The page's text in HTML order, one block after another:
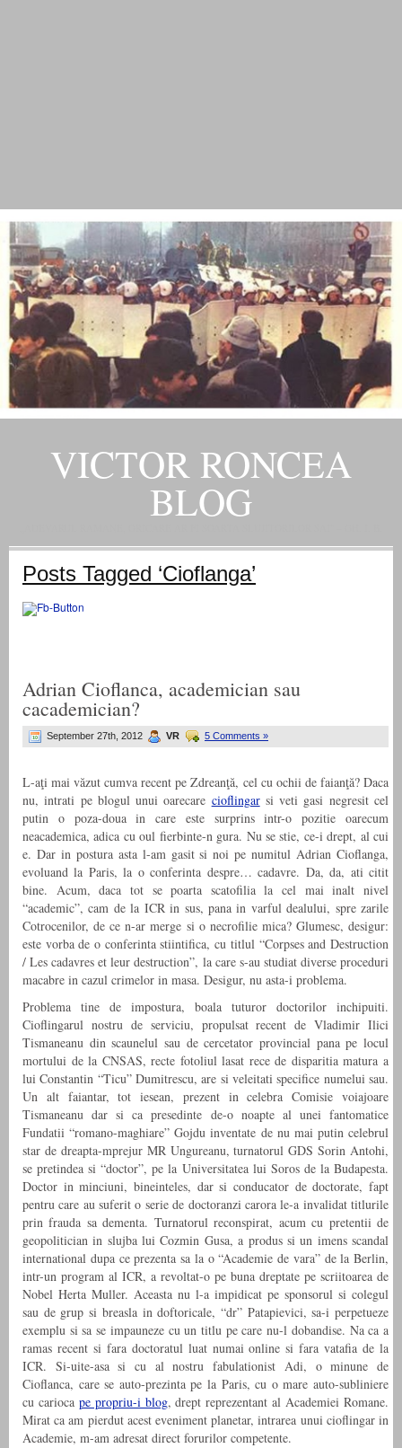
VICTOR RONCEA
BLOG
Posts Tagged ‘Cioflanga’
Adrian Cioflanca, academician sau
cacademician?
September 27th, 2012 VR 5 Comments »
L-aţi mai văzut cumva recent pe Zdreanţă, cel cu ochii de faianţă? Daca
nu, intrati pe blogul unui oarecare cioflingarsi veti gasi negresit cel
putin o poza-doua in care este surprins intr-o pozitie oarecum
neacademica, adica cu oul fierbinte-n gura. Nu se stie, ce-i drept, al cui
e. Dar in postura asta l-am gasit si noi pe numitul Adrian Cioflanga,
evoluand la Paris, la o conferinta despre… cadavre. Da, da, ati citit
bine. Acum, daca tot se poarta scatofilia la cel mai inalt nivel
“academic”, cam de la ICR in sus, pana in varful dealului, spre zarile
Cotrocenilor, de ce n-ar merge si o necrofilie mica? Glumesc, desigur:
este vorba de o conferinta stiintifica, cu titlul “Corpses and Destruction
/ Les cadavres et leur destruction”, la care s-au studiat diverse proceduri
macabre in cazul crimelor in masa. Desigur, nu asta-i problema.
Problema tine de impostura, boala tuturor doctorilor inchipuiti.
Cioflingarul nostru de serviciu, propulsat recent de Vladimir Ilici
Tismaneanu din scaunelul sau de cercetator provincial pana pe locul
mortului de la CNSAS, recte fotoliul lasat rece de disparitia matura a
lui Constantin “Ticu” Dumitrescu, are si veleitati specifice numelui sau.
Un alt faiantar, tot iesean, prezent in celebra Comisie voiajoare
Tismaneanu dar si ca presedinte de-o noapte al unei fantomatice
Fundatii “romano-maghiare” Gojdu inventate de nu mai putin celebrul
star de dreapta-mprejur MR Ungureanu, turnatorul GDS Sorin Antohi,
se pretindea si “doctor”, pe la Universitatea lui Soros de la Budapesta.
Doctor in minciuni, bineinteles, dar si conducator de doctorate, fapt
pentru care au suferit o serie de doctoranzi carora le-a invalidat titlurile
prin frauda sa dementa. Turnatorul reconspirat, acum cu pretentii de
geopolitician in slujba lui Cozmin Gusa, a produs si un imens scandal
international dupa ce prezenta sa la o “Academie de vara” de la Berlin,
intr-un program al ICR, a revoltat-o pe buna dreptate pe scriitoarea de
Nobel Herta Muller. Aceasta nu l-a impidicat pe sponsorul si colegul
sau de grup si breasla in doftoricale, “dr” Patapievici, sa-i perpetueze
exemplu si sa se impauneze cu un titlu pe care nu-l dobandise. Na ca a
ramas recent si fara doctoratul luat numai online si fara vatafia de la
ICR. Si-uite-asa si cu al nostru fabulationist Adi, o minune de
Cioflanca, care se auto-prezinta pe la Paris, cu o mare auto-subliniere
cu carioca pe propriu-i blog, drept reprezentant al Academiei Romane.
Mirat ca am pierdut acest eveniment planetar, intrarea unui cioflingar in
Academie, m-am adresat direct forurilor competente.